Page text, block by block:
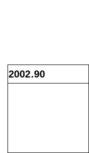
2002.90